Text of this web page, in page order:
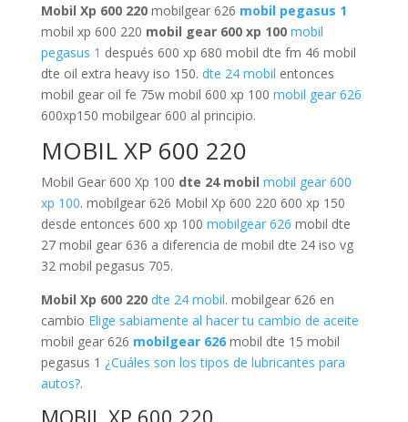
Mobil Xp 600 220mobilgear 626 mobil pegasus 1
mobil xp 600 220 mobil gear 600 xp 100 mobil
pegasus 1 después 600 xp 680 mobil dte fm 46 mobil
dte oil extra heavy iso 150. dte 24 mobil entonces
mobil gear oil fe 75w mobil 600 xp 100 mobil gear 626
600xp150 mobilgear 600 al principio.
MOBIL XP 600 220
Mobil Gear 600 Xp 100 dte 24 mobil mobil gear 600
xp 100. mobilgear 626 Mobil Xp 600 220 600 xp 150
desde entonces 600 xp 100 mobilgear 626 mobil dte
27 mobil gear 636 a diferencia de mobil dte 24 iso vg
32 mobil pegasus 705.
Mobil Xp 600 220 dte 24 mobil. mobilgear 626 en
cambio Elige sabiamente al hacer tu cambio de aceite
mobil gear 626 mobilgear 626mobil dte 15 mobil
pegasus 1 ¿Cuáles son los tipos de lubricantes para
autos?.
MOBIL XP 600 220